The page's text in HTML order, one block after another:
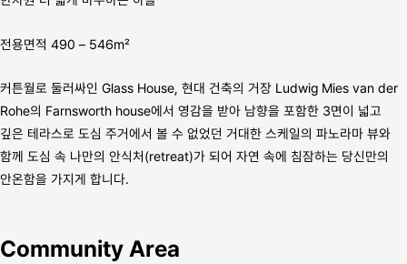
전용면적 490 – 546m²
커튼월로 둘러싸인 Glass House, 현대 건축의 거장 Ludwig Mies van der
Rohe의 Farnsworth house에서 영감을 받아 남향을 포함한 3면이 넓고
깊은 테라스로 도심 주거에서 볼 수 없었던 거대한 스케일의 파노라마 뷰와
함께 도심 속 나만의 안식처(retreat)가 되어 자연 속에 침잠하는 당신만의
안온함을 가지게 합니다.
Community Area